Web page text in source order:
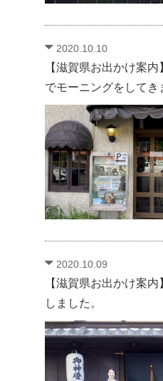
2020.10.10
【滋賀県お出かけ案内
でモーニングをしてき
2020.10.09
【滋賀県お出かけ案
しました。